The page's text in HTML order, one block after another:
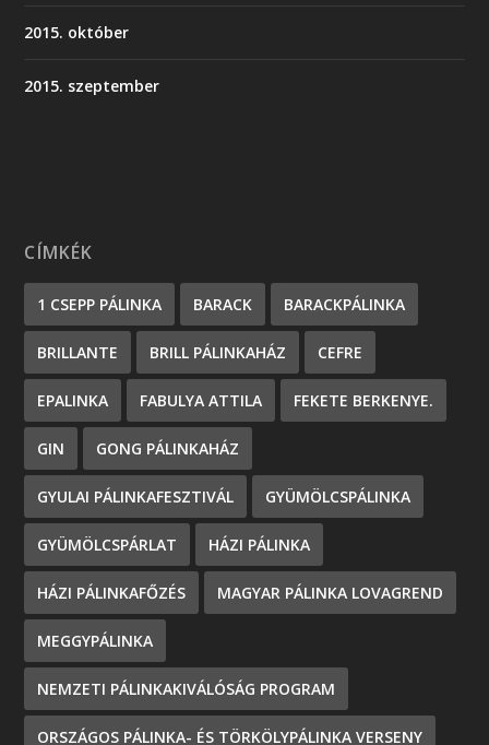
2015. október
2015. szeptember
CÍMKÉK
1 CSEPP PÁLINKA BARACK BARACKPÁLINKA
BRILLANTE BRILL PÁLINKAHÁZ CEFRE
EPALINKA FABULYA ATTILA FEKETE BERKENYE.
GIN GONG PÁLINKAHÁZ
GYULAI PÁLINKAFESZTIVÁL GYÜMÖLCSPÁLINKA
GYÜMÖLCSPÁRLAT HÁZI PÁLINKA
HÁZI PÁLINKAFŐZÉS MAGYAR PÁLINKA LOVAGREND
MEGGYPÁLINKA
NEMZETI PÁLINKAKIVÁLÓSÁG PROGRAM
ORSZÁGOS PÁLINKA- ÉS TÖRKÖLYPÁLINKA VERSENY